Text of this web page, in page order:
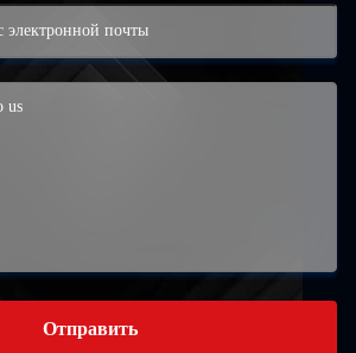
Отправить